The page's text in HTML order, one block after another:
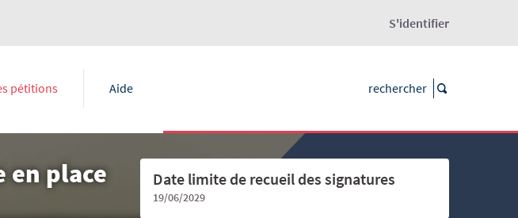
S'identifier
pétitions Aide
en place
Date limite de recueil des signatures
19/06/2029